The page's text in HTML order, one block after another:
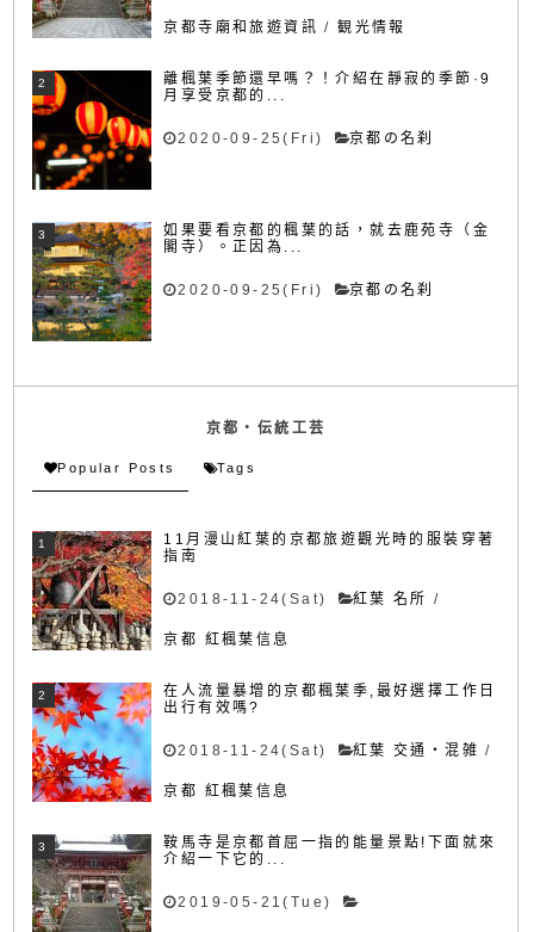
京都寺廟和旅遊資訊 /観光情報
離楓葉季節還早嗎？！介紹在靜寂的季節·9
月享受京都的...
2020-09-25(Fri) 京都の名刹
如果要看京都的楓葉的話，就去鹿苑寺（金
閣寺）。正因為...
2020-09-25(Fri) 京都の名刹
京都・伝統工芸
Popular Posts Tags
11月漫山紅葉的京都旅遊觀光時的服裝穿著
指南
2018-11-24(Sat) 紅葉 名所 /
京都 紅楓葉信息
在人流量暴增的京都楓葉季,最好選擇工作日
出行有效嗎?
2018-11-24(Sat) 紅葉 交通・混雑 /
京都 紅楓葉信息
鞍馬寺是京都首屈一指的能量景點!下面就來
介紹一下它的...
2019-05-21(Tue)